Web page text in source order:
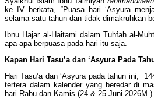
ke IV berkata, “Puasa hari ‘Asyura
selama satu tahun dan tidak dimakruhkan
Ibnu Hajar al-Haitami dalam Tuhfah al-
apa-apa berpuasa pada hari itu saja.
Kapan Hari Tasu’a dan ‘Asyura Pada
Hari Tasu’a dan ‘Asyura pada tahun ini,
tertera dalam kalender yang beredar di
hari Rabu dan Kamis (24 & 25 Juni